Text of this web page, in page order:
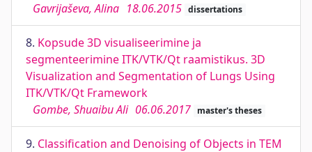
Gavrijaševa, Alina 18.06.2015 dissertations
8. Kopsude 3D visualiseerimine ja
segmenteerimine ITK/VTK/Qt raamistikus. 3D
Visualization and Segmentation of Lungs Using
ITK/VTK/Qt Framework
Gombe, Shuaibu Ali 06.06.2017 master's theses
9. Classification and Denoising of Objects in TEM